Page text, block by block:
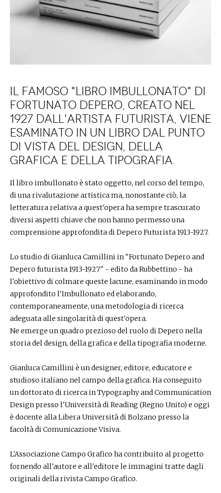
Il famoso "libro imbullonato" di
Fortunato Depero, creato nel
1927 dall'artista futurista, viene
esaminato in un libro dal punto
di vista del design, della
grafica e della tipografia.
Il libro imbullonato è stato oggetto, nel corso del tempo,
di una rivalutazione artistica ma, nonostante ciò, la
letteratura relativa a quest'opera ha sempre trascurato
diversi aspetti chiave che non hanno permesso una
comprensione approfondita di Depero Futurista 1913-1927.
Lo studio di Gianluca Camillini in "Fortunato Depero and
Depero futurista 1913-1927" - edito da Rubbettino - ha
l'obiettivo di colmare queste lacune, esaminando in modo
approfondito l'Imbullonato ed elaborando,
contemporaneamente, una metodologia di ricerca
adeguata alle singolarità di quest'opera.
Ne emerge un quadro prezioso del ruolo di Depero nella
storia del design, della grafica e della tipografia moderne.
Gianluca Camillini è un designer, editore, educatore e
studioso italiano nel campo della grafica. Ha conseguito
un dottorato di ricerca in Typography and Communication
Design presso l'Università di Reading (Regno Unito) e oggi
è docente alla Libera Università di Bolzano presso la
facoltà di Comunicazione Visiva.
L'Associazione Campo Grafico ha contribuito al progetto
fornendo all'autore e all'editore le immagini tratte dagli
originali della rivista Campo Grafico.